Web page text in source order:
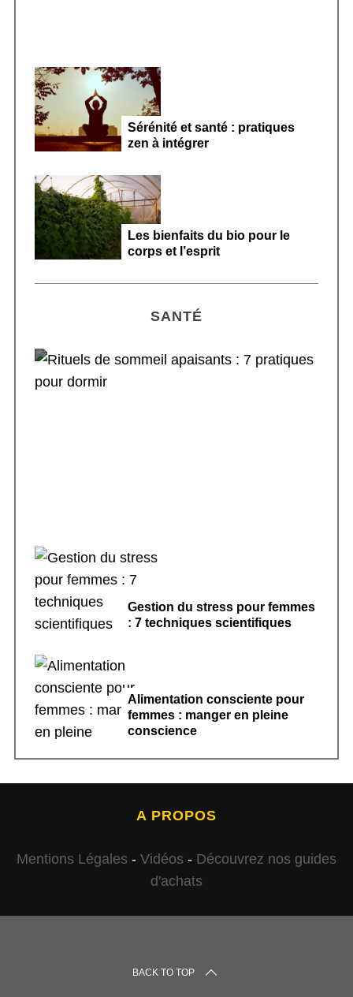
Sérénité et santé : pratiques
zen à intégrer
Les bienfaits du bio pour le
corps et l’esprit
SANTÉ
Gestion du stress pour femmes
: 7 techniques scientifiques
Alimentation consciente pour
femmes : manger en pleine
conscience
A PROPOS
Mentions Légales - Vidéos - Découvrez nos guides
d'achats
BACK TO TOP